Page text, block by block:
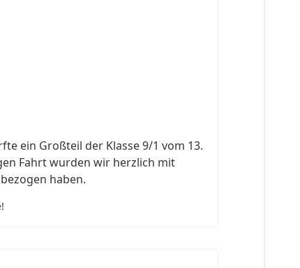
ein Großteil der Klasse 9/1 vom 13.
Fahrt wurden wir herzlich mit
haben.